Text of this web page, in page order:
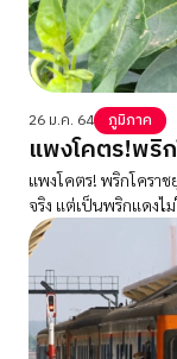
26 ม.ค. 64 ภูมิภาค
แพงโคตร!พริ
แพงโคตร! พริกโครา
จริง แต่เป็นพริกแดงไ